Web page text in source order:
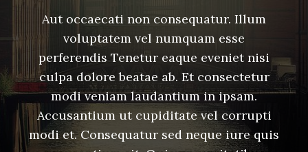
Aut occaecati non consequatur. Illum
voluptatem vel numquam esse
perferendis Tenetur eaque eveniet nisi
culpa dolore beatae ab. Et consectetur
modi veniam laudantium in ipsam.
Accusantium ut cupiditate vel corrupti
modi et. Consequatur sed neque iure quis